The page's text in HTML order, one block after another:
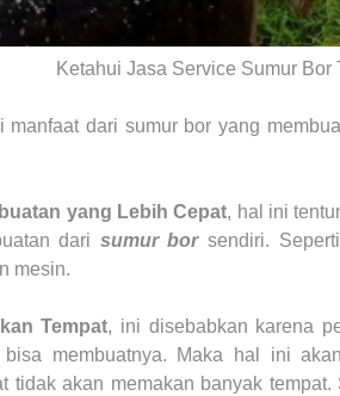
Ketahui Jasa Service Sumur Bor
manfaat dari sumur bor yang
yang Lebih Cepat, hal ini
dari sumur borsendiri.
mesin.
Tempat, ini disebabkan karena
membuatnya. Maka hal ini
tidak akan memakan banyak